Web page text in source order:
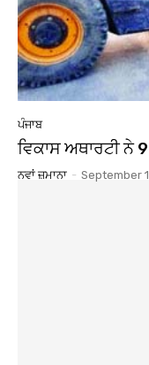
ਪੰਜਾਬ
ਵਿਕਾਸ ਅਥਾਰਟੀ ਨੇ
ਨਵਾਂ ਜ਼ਮਾਨਾ - September